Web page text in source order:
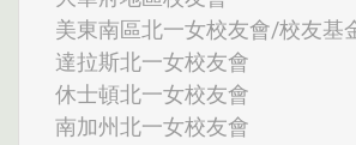
美東南區北一女校友會/校友基
達拉斯北一女校友會
休士頓北一女校友會
南加州北一女校友會